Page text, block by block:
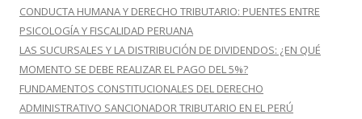
CONDUCTA HUMANA Y DERECHO TRIBUTARIO: PUENTES ENTRE
PSICOLOGÍA Y FISCALIDAD PERUANA
LAS SUCURSALES Y LA DISTRIBUCIÓN DE DIVIDENDOS: ¿EN QUÉ
MOMENTO SE DEBE REALIZAR EL PAGO DEL 5%?
FUNDAMENTOS CONSTITUCIONALES DEL DERECHO
ADMINISTRATIVO SANCIONADOR TRIBUTARIO EN EL PERÚ